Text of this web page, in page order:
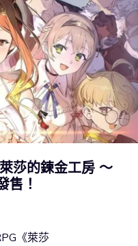
莎的鍊金工房 ～
售！
《萊莎